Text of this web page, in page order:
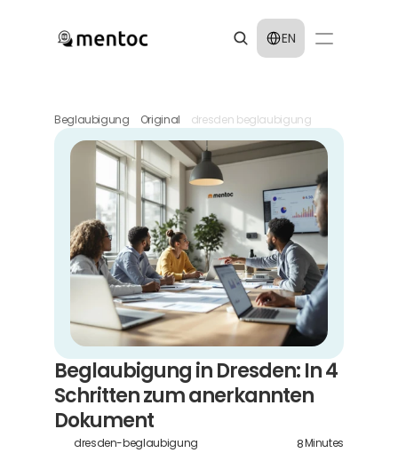
Select Language
EN
Beglaubigung Original dresden beglaubigung
Beglaubigung in Dresden: In 4
Schritten zum anerkannten
Dokument
dresden-beglaubigung 8Minutes